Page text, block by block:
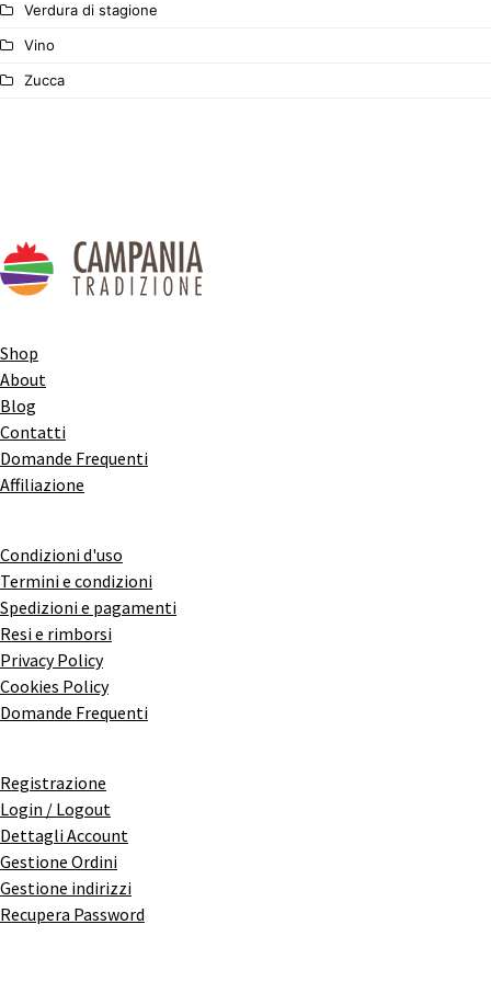
Verdura di stagione
Vino
Zucca
Shop
About
Blog
Contatti
Domande Frequenti
Affiliazione
Condizioni d'uso
Termini e condizioni
Spedizioni e pagamenti
Resi e rimborsi
Privacy Policy
Cookies Policy
Domande Frequenti
Registrazione
Login / Logout
Dettagli Account
Gestione Ordini
Gestione indirizzi
Recupera Password